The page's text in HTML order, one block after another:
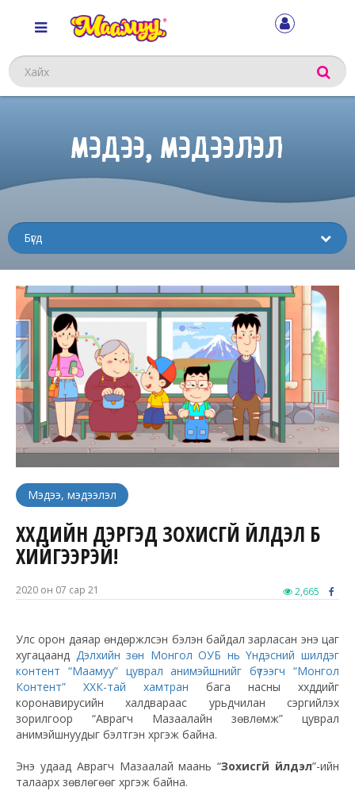
Хайх
МЭДЭЭ, МЭДЭЭЛЭЛ
Мэдээ, мэдээлэл
ХҮҮХДИЙН ДЭРГЭД ЗОХИСГҮЙ ҮЙЛДЭЛ БҮҮ
ХИЙГЭЭРЭЙ!
2020 он 07 сар 21 2,665
Улс орон даяар өндөржүүлсэн бэлэн байдал зарласан энэ цаг
хугацаанд Дэлхийн зөн Монгол ОУБ нь Үндэсний шилдэг
контент “Маамуу” цуврал анимэйшнийг бүтээгч “Монгол
Контент” ХХК-тай хамтран бага насны хүүхдүүдийг
коронавирусийн халдвараас урьдчилан сэргийлэх
зорилгоор “Аврагч Мазаалайн зөвлөмж” цуврал
анимэйшнуудыг бэлтгэн хүргэж байна.
Энэ удаад Аврагч Мазаалай маань “Зохисгүй үйлдэл”-ийн
талаарх зөвлөгөөг хүргэж байна.